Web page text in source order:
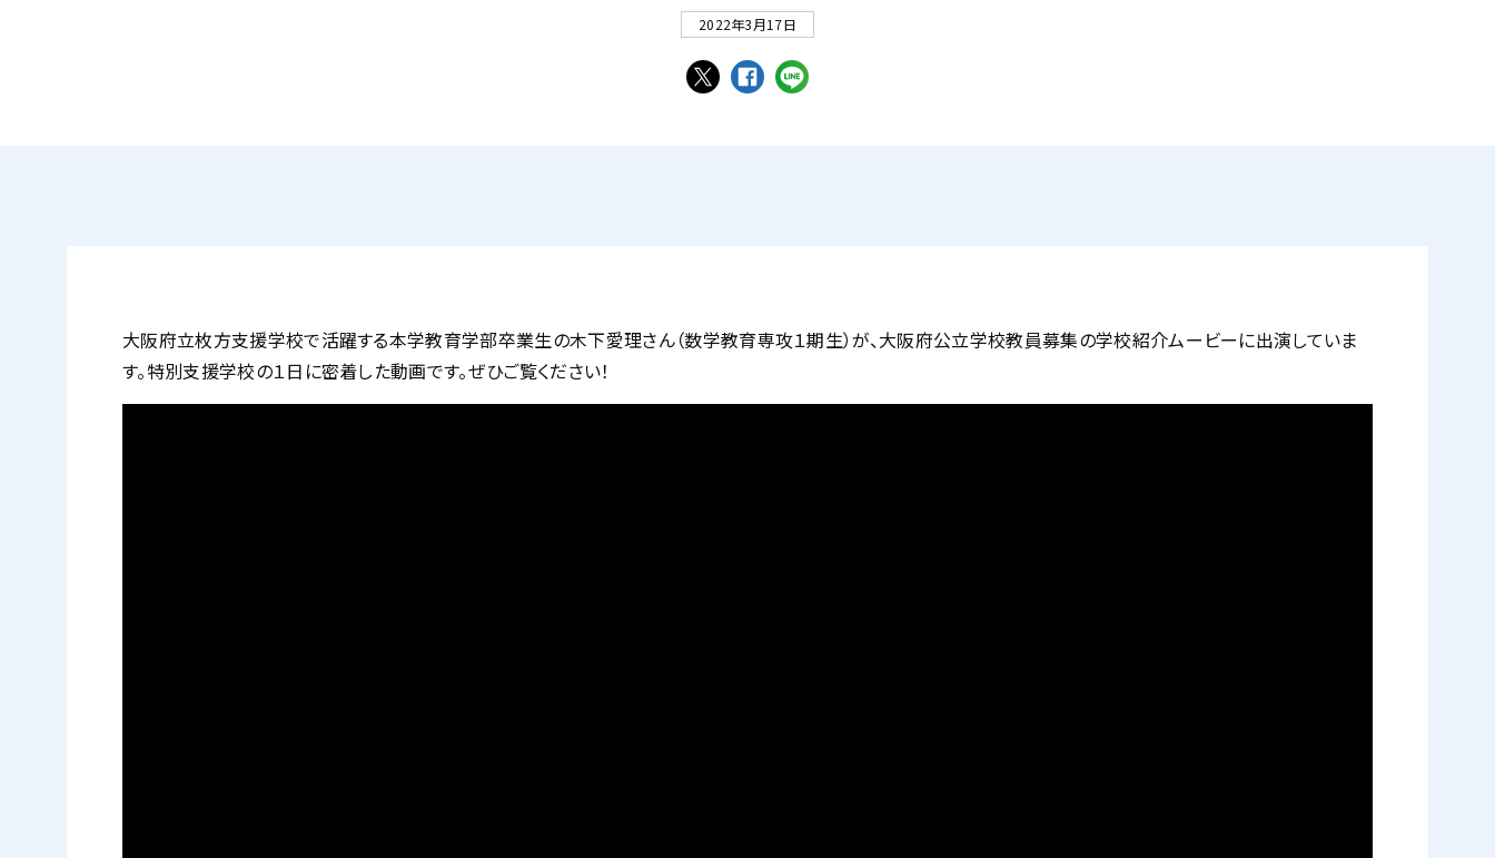
2022年3月17日
大阪府立枚方支援学校で活躍する本学教育学部卒業生の木下愛理さん（数学教育専攻１期生）が、大阪府公立学校教員募集の学校紹介ムービーに出演していま
す。特別支援学校の１日に密着した動画です。ぜひご覧ください！